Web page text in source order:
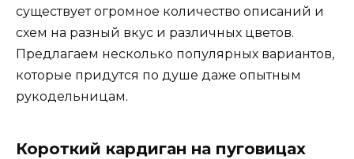
существует огромное количество описаний и
схем на разный вкус и различных цветов.
Предлагаем несколько популярных вариантов,
которые придутся по душе даже опытным
рукодельницам.
Короткий кардиган на пуговицах